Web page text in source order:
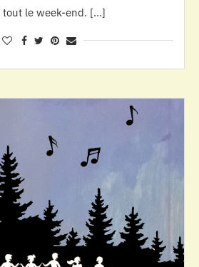
tout le week-end. […]